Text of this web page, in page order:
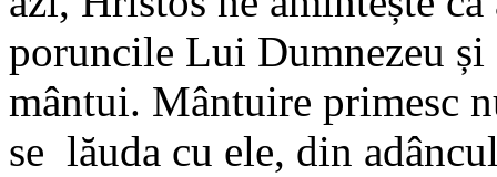
poruncile Lui Dumnezeu
mântui. Mântuire primesc
se lăuda cu ele, din